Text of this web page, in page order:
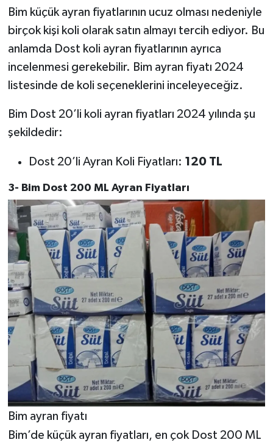
Bim küçük ayran fiyatlarının ucuz olması nedeniyle
birçok kişi koli olarak satın almayı tercih ediyor. Bu
anlamda Dost koli ayran fiyatlarının ayrıca
incelenmesi gerekebilir. Bim ayran fiyatı 2024
listesinde de koli seçeneklerini inceleyeceğiz.
Bim Dost 20’li koli ayran fiyatları 2024 yılında şu
şekildedir:
Dost 20’li Ayran Koli Fiyatları: 120 TL
3- Bim Dost 200 ML Ayran Fiyatları
Bim ayran fiyatı
Bim’de küçük ayran fiyatları, en çok Dost 200 ML